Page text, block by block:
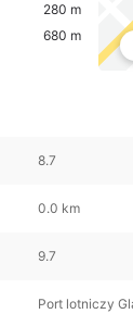
280 m
680 m
8.7
0.0 km
9.7
Port lotniczy